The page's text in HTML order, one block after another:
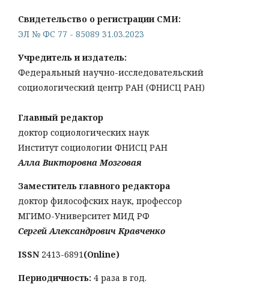
Свидетельство о регистрации СМИ:
ЭЛ № ФС 77 - 85089 31.03.2023
Учредитель и издатель:
Федеральный научно-исследовательский
социологический центр РАН (ФНИСЦ РАН)
Главный редактор
доктор социологических наук
Институт социологии ФНИСЦ РАН
Алла Викторовна Мозговая
Заместитель главного редактора
доктор философских наук, профессор
МГИМО-Университет МИД РФ
Сергей Александрович Кравченко
ISSN 2413-6891(Online)
Периодичность: 4 раза в год.